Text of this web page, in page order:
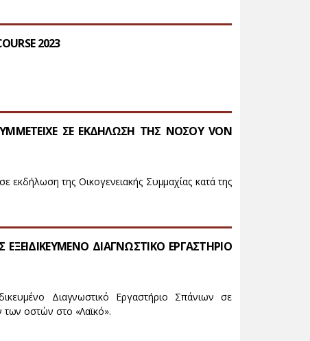
2023
ΣΕ ΕΚΔΗΛΩΣΗ ΤΗΣ ΝΟΣΟΥ VON
εκδήλωση της Οικογενειακής Συμμαχίας κατά της
ΕΞΕΙΔΙΚΕΥΜΕΝΟ ΔΙΑΓΝΩΣΤΙΚΟ ΕΡΓΑΣΤΗΡΙΟ
Διαγνωστικό Εργαστήριο Σπάνιων σε
οστών στο «Λαϊκό».